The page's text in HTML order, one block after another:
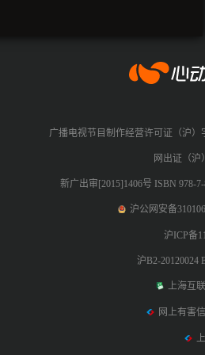
广播电视节目制作经营许可证（沪）
网出证（沪
新广出审[2015]1406号 ISBN 978-7-
沪公网安备
沪ICP备
沪B2-20120024
上海互
网上有害
心动网络